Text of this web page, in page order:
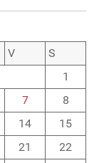
V
S
1
7
8
14
15
21
22